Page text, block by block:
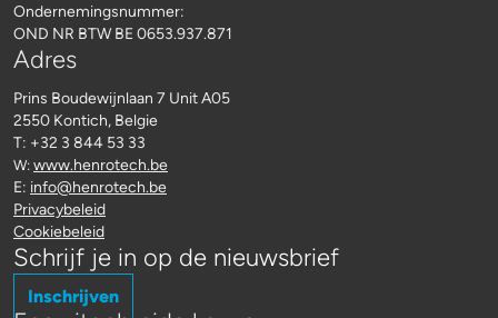
Ondernemingsnummer:
OND NR BTW BE 0653.937.871
Adres
Prins Boudewijnlaan 7 Unit A05
2550 Kontich, Belgie
T: +32 3 844 53 33
W: www.henrotech.be
E: info@henrotech.be
Privacybeleid
Cookiebeleid
Schrijf je in op de nieuwsbrief
Inschrijven